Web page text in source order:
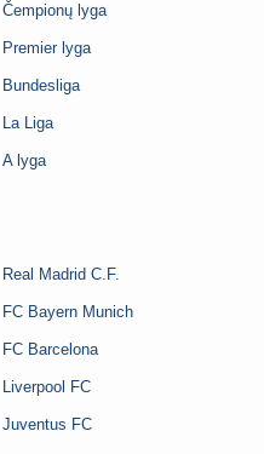
Čempionų lyga
Premier lyga
Bundesliga
La Liga
A lyga
Real Madrid C.F.
FC Bayern Munich
FC Barcelona
Liverpool FC
Juventus FC